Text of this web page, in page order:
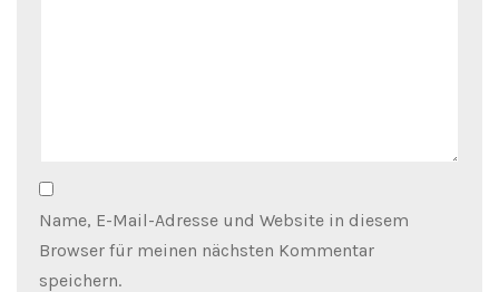
Name, E-Mail-Adresse und Website in diesem
Browser für meinen nächsten Kommentar
speichern.